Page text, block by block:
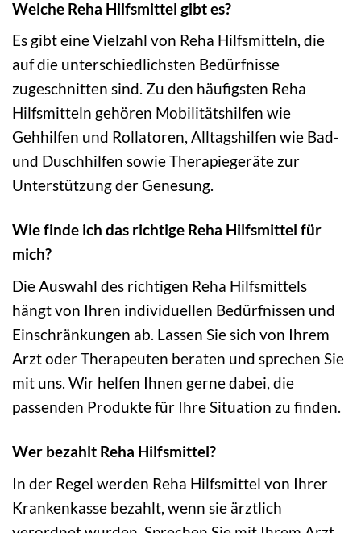
Welche Reha Hilfsmittel gibt es?
Es gibt eine Vielzahl von Reha Hilfsmitteln, die
auf die unterschiedlichsten Bedürfnisse
zugeschnitten sind. Zu den häufigsten Reha
Hilfsmitteln gehören Mobilitätshilfen wie
Gehhilfen und Rollatoren, Alltagshilfen wie Bad-
und Duschhilfen sowie Therapiegeräte zur
Unterstützung der Genesung.
Wie finde ich das richtige Reha Hilfsmittel für
mich?
Die Auswahl des richtigen Reha Hilfsmittels
hängt von Ihren individuellen Bedürfnissen und
Einschränkungen ab. Lassen Sie sich von Ihrem
Arzt oder Therapeuten beraten und sprechen Sie
mit uns. Wir helfen Ihnen gerne dabei, die
passenden Produkte für Ihre Situation zu finden.
Wer bezahlt Reha Hilfsmittel?
In der Regel werden Reha Hilfsmittel von Ihrer
Krankenkasse bezahlt, wenn sie ärztlich